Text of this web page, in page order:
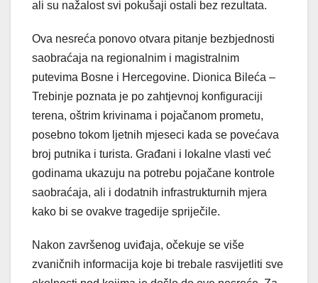
ali su nažalost svi pokušaji ostali bez rezultata.
Ova nesreća ponovo otvara pitanje bezbjednosti
saobraćaja na regionalnim i magistralnim
putevima Bosne i Hercegovine. Dionica Bileća –
Trebinje poznata je po zahtjevnoj konfiguraciji
terena, oštrim krivinama i pojačanom prometu,
posebno tokom ljetnih mjeseci kada se povećava
broj putnika i turista. Građani i lokalne vlasti već
godinama ukazuju na potrebu pojačane kontrole
saobraćaja, ali i dodatnih infrastrukturnih mjera
kako bi se ovakve tragedije spriječile.
Nakon završenog uviđaja, očekuje se više
zvaničnih informacija koje bi trebale rasvijetliti sve